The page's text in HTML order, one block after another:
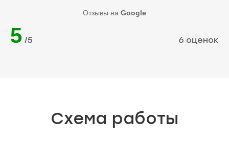
Отзывы на Google
5 /5 6 оценок
Схема работы